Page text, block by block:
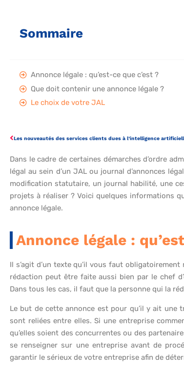
Sommaire
Annonce légale : qu’est-ce que c’est ?
Que doit contenir une annonce légale ?
Le choix de votre JAL
Les nouveautés des services clients dues à l’intelligence
Dans le cadre de certaines démarches d’ordre
légal au sein d’un JAL ou journal d’annonces
modification statutaire, un journal habilité, une
projets à réaliser ? Voici quelques informations
annonce légale.
Annonce légale :
Il s’agit d’un texte qu’il vous faut
rédaction peut être faite aussi bien par le chef
Dans tous les cas, il faut que la personne qui la
Le but de cette annonce est pour qu’il y ait une
sont reliées entre elles. Si une entreprise
qu’elles soient des concurrentes ou des
se renseigner sur une entreprise avant de
garantir le sérieux de votre entreprise afin de